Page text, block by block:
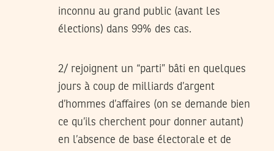
inconnu au grand public (avant les
élections) dans 99% des cas.
2/ rejoignent un “parti” bâti en quelques
jours à coup de milliards d’argent
d’hommes d’affaires (on se demande bien
ce qu’ils cherchent pour donner autant)
en l’absence de base électorale et de